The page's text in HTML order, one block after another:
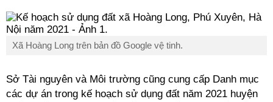
Xã Hoàng Long trên bản đồ Google vệ tinh.
Sở Tài nguyên và Môi trường cũng cung cấp Danh mục
các dự án trong kế hoạch sử dụng đất năm 2021 huyện